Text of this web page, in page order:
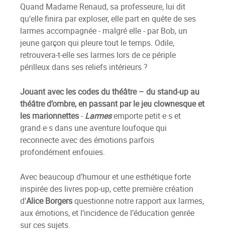
Quand Madame Renaud, sa professeure, lui dit
qu’elle finira par exploser, elle part en quête de ses
larmes accompagnée - malgré elle - par Bob, un
jeune garçon qui pleure tout le temps. Odile,
retrouvera-t-elle ses larmes lors de ce périple
périlleux dans ses reliefs intérieurs ?
Jouant avec les codes du théâtre – du stand-up au
théâtre d’ombre, en passant par le jeu clownesque et
les marionnettes- Larmesemporte petit·e·s et
grand·e·s dans une aventure loufoque qui
reconnecte avec des émotions parfois
profondément enfouies.
Avec beaucoup d’humour et une esthétique forte
inspirée des livres pop-up, cette première création
d’Alice Borgersquestionne notre rapport aux larmes,
aux émotions, et l’incidence de l’éducation genrée
sur ces sujets.